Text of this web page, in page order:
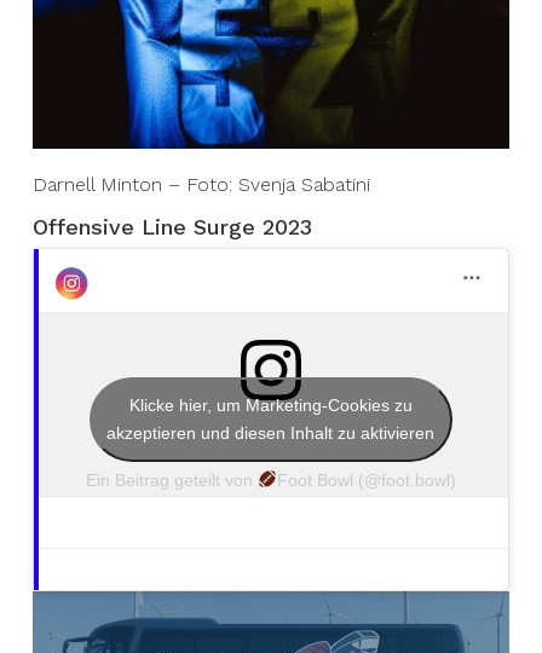
Darnell Minton – Foto: Svenja Sabatini
Offensive Line Surge 2023
Ein Beitrag geteilt von Foot Bowl (@foot.bowl)
Klicke hier, um Marketing-Cookies zu
akzeptieren und diesen Inhalt zu aktivieren